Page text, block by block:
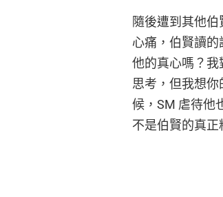
隨後遭到其他
心痛，伯賢讀
他的真心嗎？我
思考，但我想
候，SM 虐待他
不是伯賢的真正